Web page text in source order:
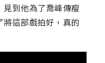
到他為了喬峰傳瘦
這部戲拍好，真的